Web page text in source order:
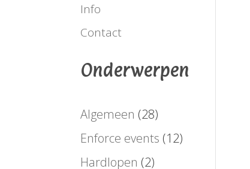
Info
Contact
Onderwerpen
Algemeen (28)
Enforce events (12)
Hardlopen (2)